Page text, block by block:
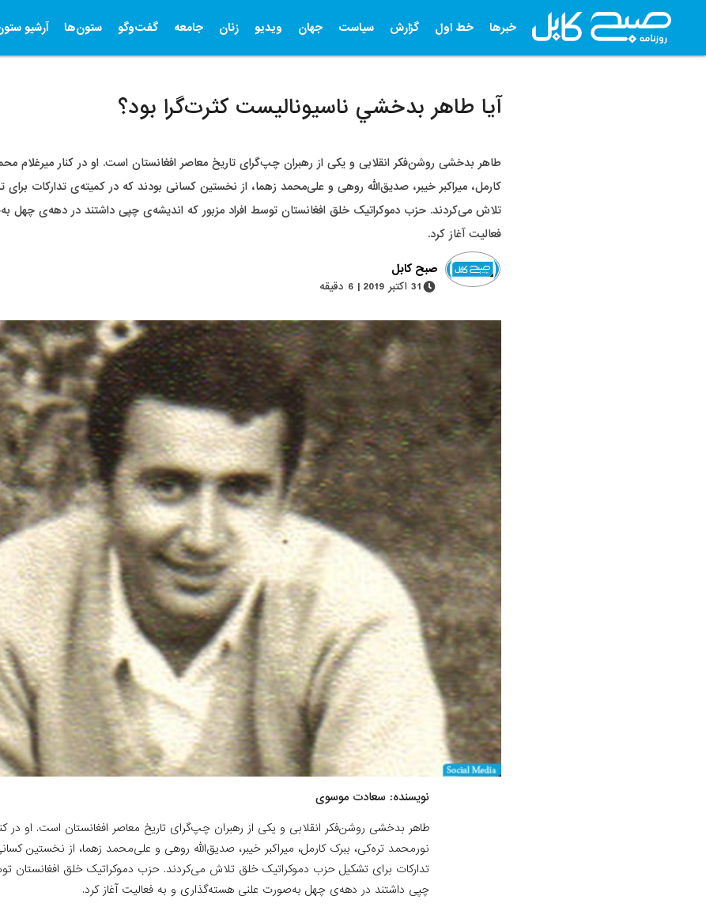
خبرها خط اول گزارش سیاست جهان ویدیو زنان جامعه گفت‌وگو ستون‌ها آرشیو
آيا طاهر بدخشي ناسيوناليست کثرت‌گرا بود؟
طاهر بدخشی روشن‌فکر انقلابی و یکی از رهبران چپ‌گرای تاریخ معاصر افغانستان است. او در کنار میرغلام
کارمل، میراکبر خیبر، صدیق‌الله روهی و علی‌محمد زهما، از نخستین کسانی بودند که در کمیته‌ی تدارکات
تلاش می‌کردند. حزب دموکراتیک خلق افغانستان توسط افراد مزبور که اندیشه‌ی چپی داشتند در دهه‌ی چهل
فعالیت آغاز کرد.
صبح کابل
31 اکتبر 2019 | 6 دقیقه
نویسنده: سعادت موسوی
طاهر بدخشی روشن‌فکر انقلابی و یکی از رهبران چپ‌گرای تاریخ معاصر افغانستان است. او در
نورمحمد تره‌کی، ببرک کارمل، میراکبر خیبر، صدیق‌الله روهی و علی‌محمد زهما، از نخستین
تدارکات برای تشکیل حزب دموکراتیک خلق تلاش می‌کردند. حزب دموکراتیک خلق افغانستان
چپی داشتند در دهه‌ی چهل به‌صورت علنی هسته‌گذاری و به فعالیت آغاز کرد.